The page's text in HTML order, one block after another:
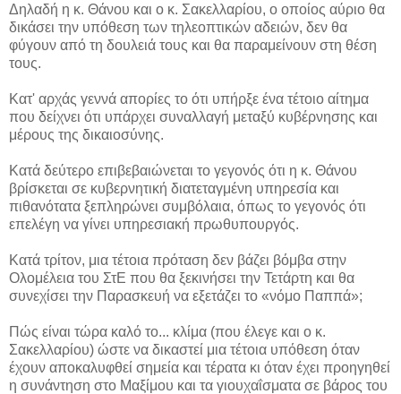
Δηλαδή η κ. Θάνου και ο κ. Σακελλαρίου, ο οποίος αύριο θα
δικάσει την υπόθεση των τηλεοπτικών αδειών, δεν θα
φύγουν από τη δουλειά τους και θα παραμείνουν στη θέση
τους.
Κατ' αρχάς γεννά απορίες το ότι υπήρξε ένα τέτοιο αίτημα
που δείχνει ότι υπάρχει συναλλαγή μεταξύ κυβέρνησης και
μέρους της δικαιοσύνης.
Κατά δεύτερο επιβεβαιώνεται το γεγονός ότι η κ. Θάνου
βρίσκεται σε κυβερνητική διατεταγμένη υπηρεσία και
πιθανότατα ξεπληρώνει συμβόλαια, όπως το γεγονός ότι
επελέγη να γίνει υπηρεσιακή πρωθυπουργός.
Κατά τρίτον, μια τέτοια πρόταση δεν βάζει βόμβα στην
Ολομέλεια του ΣτΕ που θα ξεκινήσει την Τετάρτη και θα
συνεχίσει την Παρασκευή να εξετάζει το «νόμο Παππά»;
Πώς είναι τώρα καλό το... κλίμα (που έλεγε και ο κ.
Σακελλαρίου) ώστε να δικαστεί μια τέτοια υπόθεση όταν
έχουν αποκαλυφθεί σημεία και τέρατα κι όταν έχει προηγηθεί
η συνάντηση στο Μαξίμου και τα γιουχαΐσματα σε βάρος του